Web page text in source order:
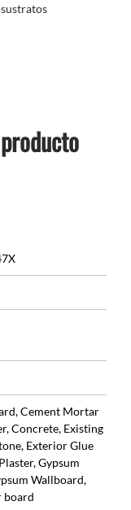
Cement Mortar
Concrete, Existing
Exterior Glue
Gypsum
Wallboard,
board